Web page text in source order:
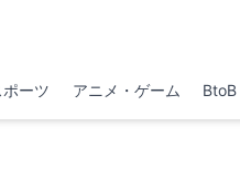
ポーツ アニメ・ゲーム BtoB